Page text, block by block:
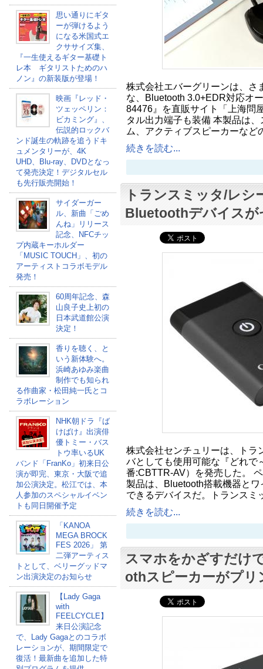
思い通りにギタ
ーが弾けるよう
になる米国式エ
クササイズ集、
『一生使えるギター基礎ト
レ本 ギタリストためのハ
ノン』の新装版が登場！
映画『レッド・
ツェッペリン：
ビカミング』、
伝説的ロックバ
ンド誕生の軌跡を追うドキ
ュメンタリーが、4K
UHD、Blu-ray、DVDとなっ
て発売決定！デジタルセル
も先行販売開始！
サイダーガー
ル、新曲「ごめ
んね」リリース
記念、NFCチッ
プ内蔵キーホルダー
「MUSIC TOUCH」、初の
アーティストコラボモデル
発売！
60周年記念、森
山良子史上初の
日本武道館公演
決定！
香りを聴く、と
いう新体験へ。
浜崎あゆみ楽曲
制作でも知られ
る作曲家・松田純一氏とコ
ラボレーション
NHK朝ドラ『ば
けばけ』出演俳
優トミー・バス
トウ率いるUK
バンド「FranKo」初来日公
演が即完、東京・大阪で追
加公演決定。松江では、本
人参加のスペシャルイベン
トも同日開催予定
「KANOA
MEGA BROCK
FES 2026」 第
二弾アーティス
トとして、ベリーグッドマ
ン出演決定のお知らせ
【Lady Gaga
with
FEELCYCLE】
来日公演記念
で、Lady Gagaとのコラボ
レーションが、期間限定で
復活！最新曲を追加した特
株式会社エバーグリーンは、さ
な、Bluetooth 3.0+EDR対応オ
84476』を直販サイト「上海問
タル出力端子も装備 本製品は
ム、アクティブスピーカーな
続きを読む...
トランスミッタ/レシ
Bluetoothデバイスが
株式会社センチュリーは、トラ
バとしても使用可能な『どれで
番:CBTTR-AV）を発売した。
製品は、Bluetooth搭載機器と
できるデバイスだ。トランス
続きを読む...
スマホをかざすだけ
othスピーカーがプリ